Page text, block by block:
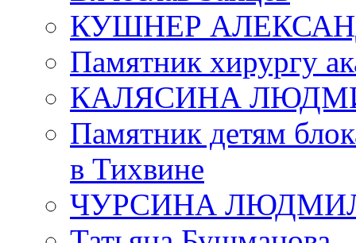
КУШНЕР
Памятник хирургу
КАЛЯСИНА
Памятник детям
в Тихвине
ЧУРСИНА